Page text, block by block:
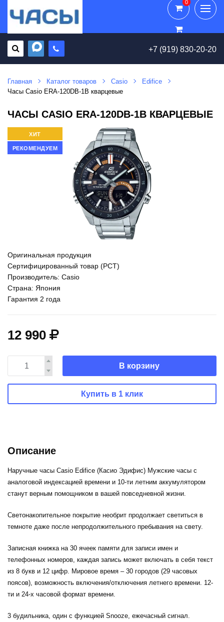
+7 (919) 830-20-20
0
0
Главная Каталог товаров Casio
Edifice
Часы Casio ERA-120DB-1B кварцевые
ЧАСЫ CASIO ERA-120DB-1B КВАРЦЕВЫЕ
ХИТ
РЕКОМЕНДУЕМ
Оригинальная продукция
Сертифицированный товар (РСТ)
Производитель: Casio
Страна: Япония
Гарантия 2 года
12 990
В корзину
Купить в 1 клик
Описание
Наручные часы Casio Edifice (Касио Эдифис) Мужские часы с
аналоговой индексацией времени и 10-ти летним аккумулятором
станут верным помощником в вашей повседневной жизни.
Светонакопительное покрытие необрит продолжает светиться в
темноте даже после непродолжительного пребывания на свету.
Записная книжка на 30 ячеек памяти для записи имен и
телефонных номеров, каждая запись может включать в себя текст
из 8 букв и 12 цифр. Мировое время – 30 городов (29 часовых
поясов), возможность включения/отключения летнего времени. 12-
ти и 24-х часовой формат времени.
3 будильника, один с функцией Snooze, ежечасный сигнал.